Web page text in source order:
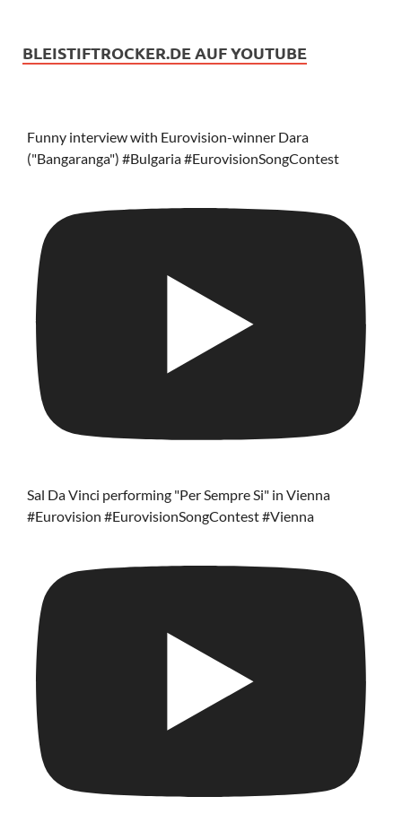
BLEISTIFTROCKER.DE AUF YOUTUBE
Funny interview with Eurovision-winner Dara
("Bangaranga") #Bulgaria #EurovisionSongContest
Sal Da Vinci performing "Per Sempre Si" in Vienna
#Eurovision #EurovisionSongContest #Vienna